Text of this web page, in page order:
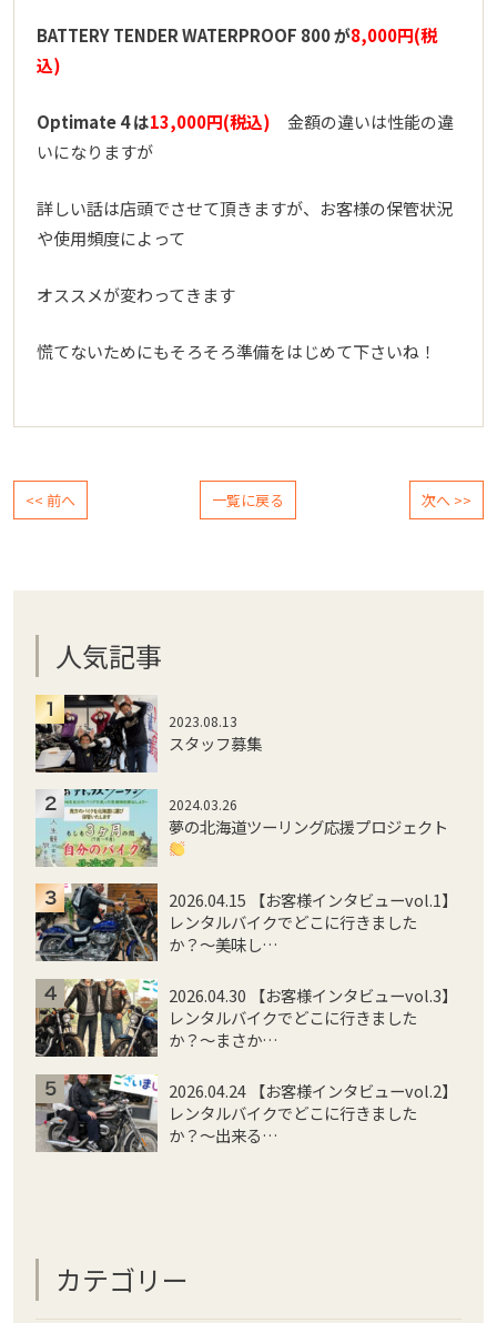
BATTERY TENDER WATERPROOF 800 が8,000円(税
込)
Optimate 4 は13,000円(税込) 金額の違いは性能の違
いになりますが
詳しい話は店頭でさせて頂きますが、お客様の保管状況
や使用頻度によって
オススメが変わってきます
慌てないためにもそろそろ準備をはじめて下さいね！
<< 前へ 一覧に戻る 次へ >>
人気記事
2023.08.13
スタッフ募集
2024.03.26
夢の北海道ツーリング応援プロジェクト
2026.04.15 【お客様インタビューvol.1】
レンタルバイクでどこに行きました
か？〜美味し…
2026.04.30 【お客様インタビューvol.3】
レンタルバイクでどこに行きました
か？〜まさか…
2026.04.24 【お客様インタビューvol.2】
レンタルバイクでどこに行きました
か？〜出来る…
カテゴリー